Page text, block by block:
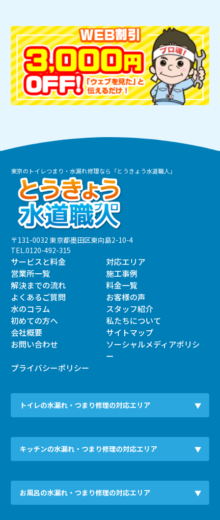
シ
ョ
ン
東京のトイレつまり・水漏れ修理なら「とうきょう水道職人」
〒131-0032 東京都墨田区東向島2-10-4
TEL.0120-492-315
サービスと料金
対応エリア
営業所一覧
施工事例
解決までの流れ
料金一覧
よくあるご質問
お客様の声
水のコラム
スタッフ紹介
初めての方へ
私たちについて
会社概要
サイトマップ
お問い合わせ
ソーシャルメディアポリシ
ー
プライバシーポリシー
トイレの水漏れ・つまり修理の対応エリア
キッチンの水漏れ・つまり修理の対応エリア
お風呂の水漏れ・つまり修理の対応エリア